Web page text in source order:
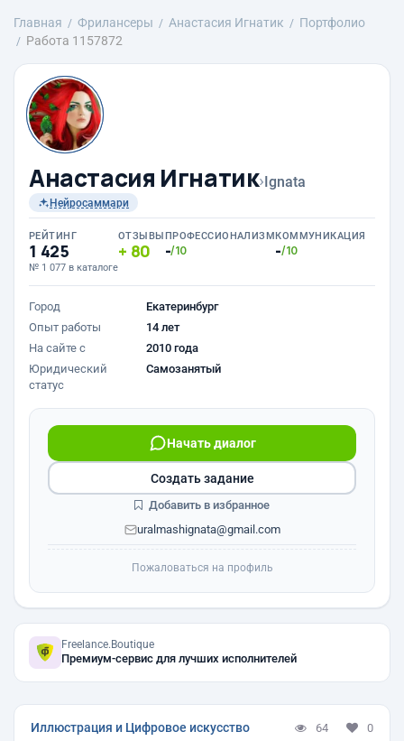
Главная Фрилансеры Анастасия Игнатик
Портфолио
Работа 1157872
Анастасия Игнатик›Ignata
Нейросаммари
РЕЙТИНГ
1 425
№ 1 077 в каталоге
ОТЗЫВЫ
80
ПРОФЕССИОНАЛИЗМ
-/10
КОММУНИКАЦИЯ
-/10
Город
Екатеринбург
Опыт работы
14 лет
На сайте с
2010 года
Юридический
статус
Самозанятый
Начать диалог
uralmashignata@gmail.com
Создать задание
Добавить в избранное
Пожаловаться на профиль
Freelance.Boutique
Премиум-сервис для лучших исполнителей
Иллюстрация и Цифровое искусство 64 0